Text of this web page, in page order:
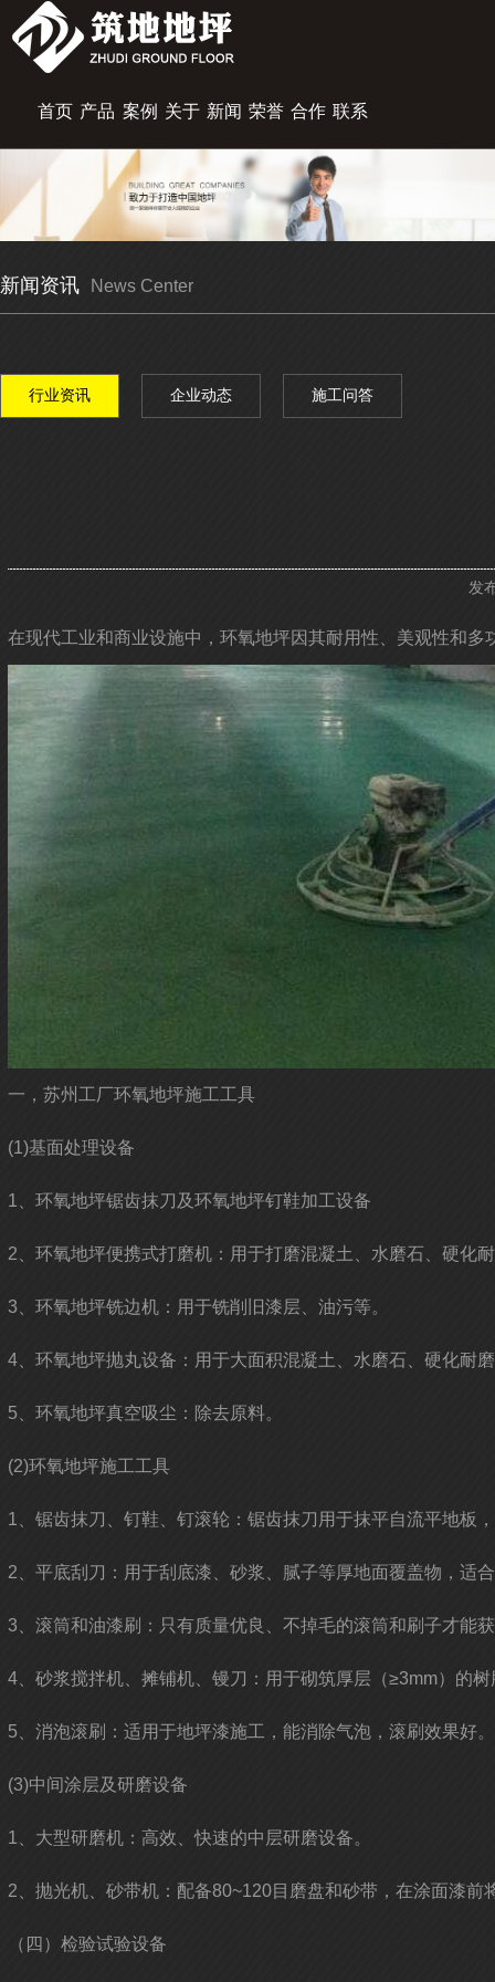
首页 产品
展示
案例
中心
关于
筑地
新闻
资讯
荣誉 合作
伙伴
联系
我们
新闻资讯 News Center
行业资讯 企业动态 施工问答
发
在现代工业和商业设施中，环氧地坪因其耐用性、美观性和
一，苏州工厂环氧地坪施工工具
(1)基面处理设备
1、环氧地坪锯齿抹刀及环氧地坪钉鞋加工设备
2、环氧地坪便携式打磨机：用于打磨混凝土、水磨石、硬化
3、环氧地坪铣边机：用于铣削旧漆层、油污等。
4、环氧地坪抛丸设备：用于大面积混凝土、水磨石、硬化耐
5、环氧地坪真空吸尘：除去原料。
(2)环氧地坪施工工具
1、锯齿抹刀、钉鞋、钉滚轮：锯齿抹刀用于抹平自流平地板
2、平底刮刀：用于刮底漆、砂浆、腻子等厚地面覆盖物，适
3、滚筒和油漆刷：只有质量优良、不掉毛的滚筒和刷子才能
4、砂浆搅拌机、摊铺机、镘刀：用于砌筑厚层（≥3mm）的
5、消泡滚刷：适用于地坪漆施工，能消除气泡，滚刷效果好。
(3)中间涂层及研磨设备
1、大型研磨机：高效、快速的中层研磨设备。
2、抛光机、砂带机：配备80~120目磨盘和砂带，在涂面漆
（四）检验试验设备